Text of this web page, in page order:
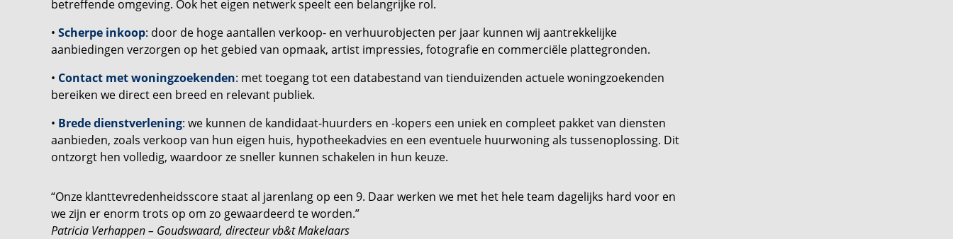
betreffende omgeving. Ook het eigen netwerk speelt een belangrijke rol.
• Scherpe inkoop: door de hoge aantallen verkoop- en verhuurobjecten per jaar kunnen wij aantrekkelijke
aanbiedingen verzorgen op het gebied van opmaak, artist impressies, fotografie en commerciële plattegronden.
• Contact met woningzoekenden: met toegang tot een databestand van tienduizenden actuele woningzoekenden
bereiken we direct een breed en relevant publiek.
• Brede dienstverlening: we kunnen de kandidaat-huurders en -kopers een uniek en compleet pakket van diensten
aanbieden, zoals verkoop van hun eigen huis, hypotheekadvies en een eventuele huurwoning als tussenoplossing. Dit
ontzorgt hen volledig, waardoor ze sneller kunnen schakelen in hun keuze.
“Onze klant­tevredenheidsscore staat al jarenlang op een 9. Daar werken we met het hele team dagelijks hard voor en
we zijn er enorm trots op om zo gewaardeerd te worden.”
Patricia Verhappen – Goudswaard, directeur vb&t Makelaars